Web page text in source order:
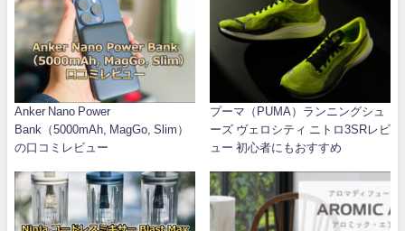
Anker Nano Power
Bank（5000mAh, MagGo, Slim）
の口コミレビュー
プーマ（PUMA）ランニングシュ
ーズ ヴェロシティ ニトロ3SRレビ
ュー 初心者にもおすすめ